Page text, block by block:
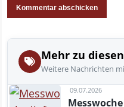
Mehr zu
Weitere Nachrichten
09.07.2026